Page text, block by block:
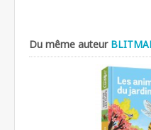
Du même auteur